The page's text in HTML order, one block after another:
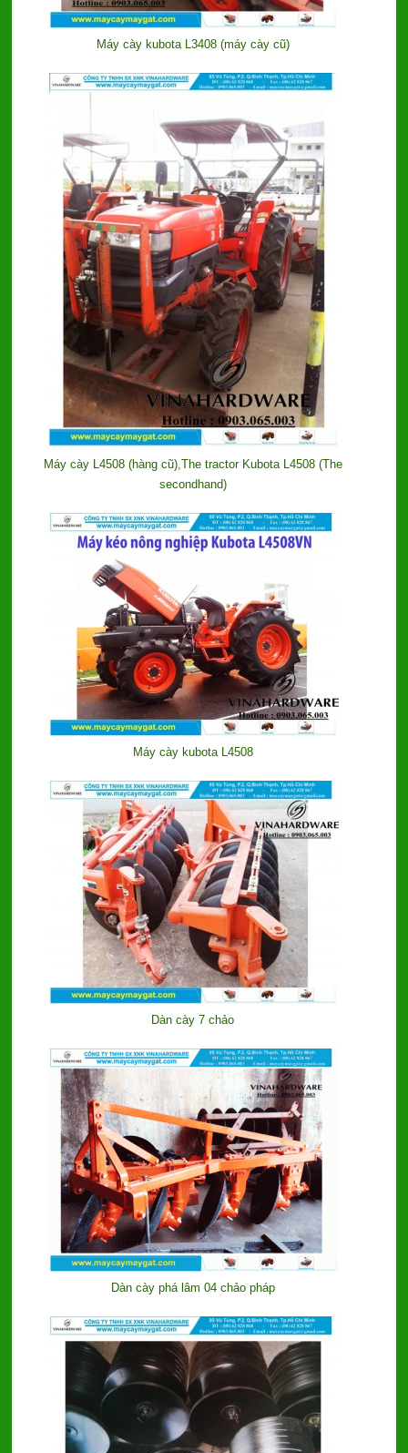
Máy cày kubota L3408 (máy cày cũ)
Máy cày L4508 (hàng cũ),The tractor Kubota L4508 (The
secondhand)
Máy cày kubota L4508
Dàn cày 7 chảo
Dàn cày phá lâm 04 chảo pháp